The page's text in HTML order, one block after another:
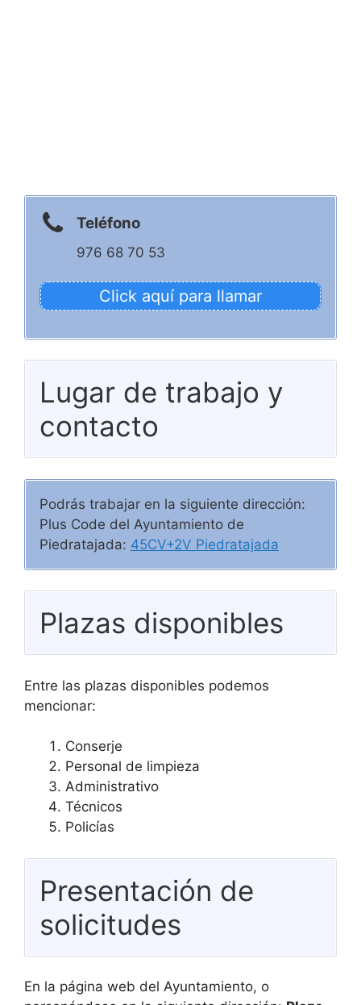
Teléfono
976 68 70 53
Click aquí para llamar
Lugar de trabajo y
contacto
Podrás trabajar en la siguiente dirección:
Plus Code del Ayuntamiento de
Piedratajada: 45CV+2V Piedratajada
Plazas disponibles
Entre las plazas disponibles podemos
mencionar:
Conserje
Personal de limpieza
Administrativo
Técnicos
Policías
Presentación de
solicitudes
En la página web del Ayuntamiento, o